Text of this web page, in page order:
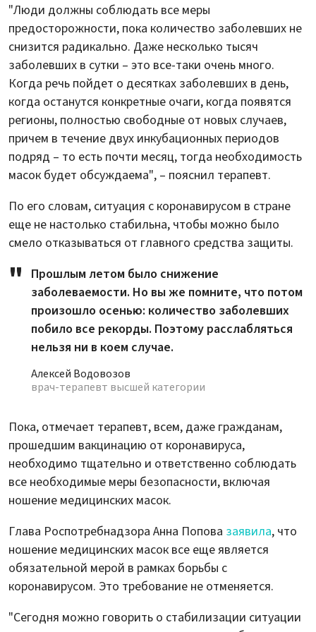
"Люди должны соблюдать все меры
предосторожности, пока количество заболевших не
снизится радикально. Даже несколько тысяч
заболевших в сутки – это все-таки очень много.
Когда речь пойдет о десятках заболевших в день,
когда останутся конкретные очаги, когда появятся
регионы, полностью свободные от новых случаев,
причем в течение двух инкубационных периодов
подряд – то есть почти месяц, тогда необходимость
масок будет обсуждаема", – пояснил терапевт.
По его словам, ситуация с коронавирусом в стране
еще не настолько стабильна, чтобы можно было
смело отказываться от главного средства защиты.
Прошлым летом было снижение
заболеваемости. Но вы же помните, что потом
произошло осенью: количество заболевших
побило все рекорды. Поэтому расслабляться
нельзя ни в коем случае.
Алексей Водовозов
врач-терапевт высшей категории
Пока, отмечает терапевт, всем, даже гражданам,
прошедшим вакцинацию от коронавируса,
необходимо тщательно и ответственно соблюдать
все необходимые меры безопасности, включая
ношение медицинских масок.
Глава Роспотребнадзора Анна Попова заявила, что
ношение медицинских масок все еще является
обязательной мерой в рамках борьбы с
коронавирусом. Это требование не отменяется.
"Сегодня можно говорить о стабилизации ситуации